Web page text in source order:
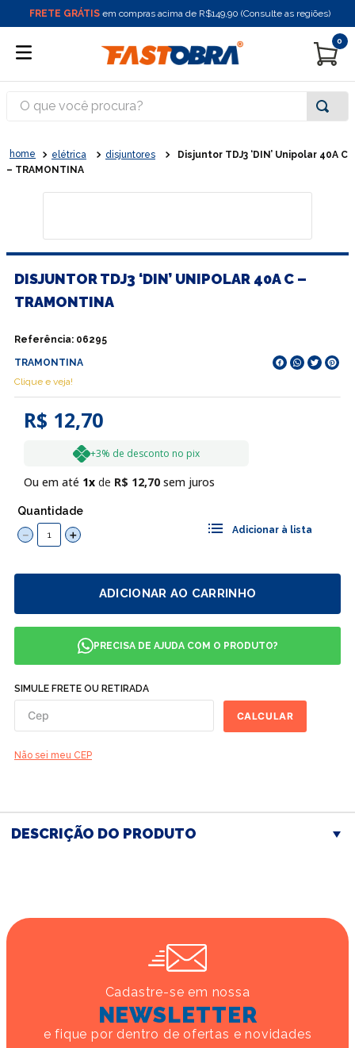
FRETE GRÁTIS em compras acima de R$149,90 (Consulte as regiões)
0
O que você procura?
elétrica disjuntores
Disjuntor TDJ3 ‘DIN’ Unipolar 40A C
– TRAMONTINA
DISJUNTOR TDJ3 ‘DIN’ UNIPOLAR 40A C –
TRAMONTINA
Referência: 06295
TRAMONTINA
Clique e veja!
R$ 12,70
+3% de desconto no pix
Ou em até 1 R$ 12,70 sem juros
Quantidade
＋
－
ADICIONAR AO CARRINHO
PRECISA DE AJUDA COM O PRODUTO?
SIMULE FRETE OU RETIRADA
CALCULAR
Não sei meu CEP
DESCRIÇÃO DO PRODUTO
Cadastre-se em nossa
NEWSLETTER
e fique por dentro de ofertas e novidades